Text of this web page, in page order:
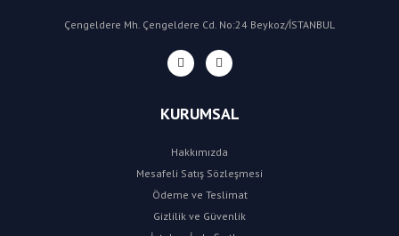
Çengeldere Mh. Çengeldere Cd. No:24 Beykoz/İSTANBUL
KURUMSAL
Hakkımızda
Mesafeli Satış Sözleşmesi
Ödeme ve Teslimat
Gizlilik ve Güvenlik